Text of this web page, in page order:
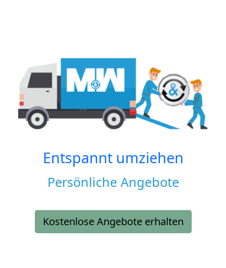
Entspannt umziehen
Persönliche Angebote
Kostenlose Angebote erhalten